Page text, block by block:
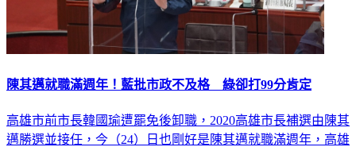
陳其邁就職滿週年！藍批市政不及格 綠卻打99分肯定
高雄市前市長韓國瑜遭罷免後卸職，2020高雄市長補選由陳其
邁勝選並接任，今（24）日也剛好是陳其邁就職滿週年，高雄